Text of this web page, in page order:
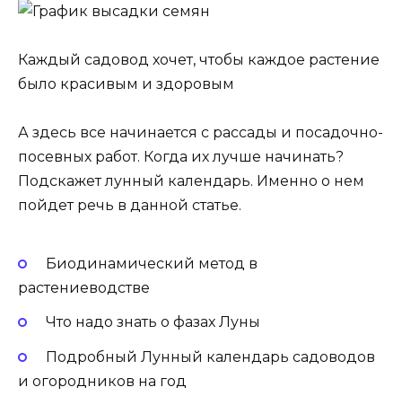
Каждый садовод хочет, чтобы каждое растение
было красивым и здоровым
А здесь все начинается с рассады и посадочно-
посевных работ. Когда их лучше начинать?
Подскажет лунный календарь. Именно о нем
пойдет речь в данной статье.
Биодинамический метод в
растениеводстве
Что надо знать о фазах Луны
Подробный Лунный календарь садоводов
и огородников на год